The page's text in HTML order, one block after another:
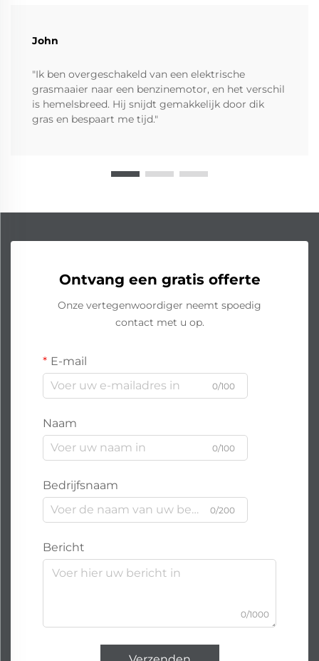
John
"Ik ben overgeschakeld van een elektrische
grasmaaier naar een benzinemotor, en het verschil
is hemelsbreed. Hij snijdt gemakkelijk door dik
gras en bespaart me tijd."
Ontvang een gratis offerte
Onze vertegenwoordiger neemt spoedig
contact met u op.
E-mail
0/100
Naam
0/100
Bedrijfsnaam
0/200
Bericht
0/1000